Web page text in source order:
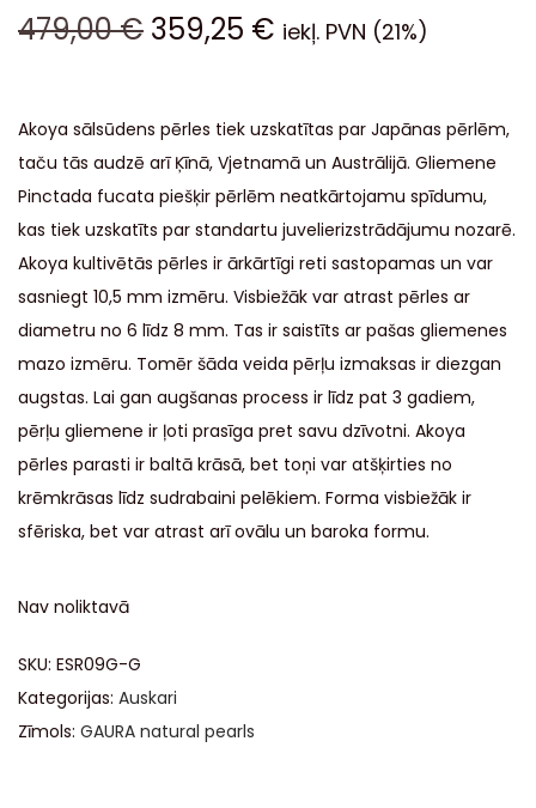
479,00€ 359,25 € iekļ. PVN (21%)
Akoya sālsūdens pērles tiek uzskatītas par Japānas pērlēm,
taču tās audzē arī Ķīnā, Vjetnamā un Austrālijā. Gliemene
Pinctada fucata piešķir pērlēm neatkārtojamu spīdumu,
kas tiek uzskatīts par standartu juvelierizstrādājumu nozarē.
Akoya kultivētās pērles ir ārkārtīgi reti sastopamas un var
sasniegt 10,5 mm izmēru. Visbiežāk var atrast pērles ar
diametru no 6 līdz 8 mm. Tas ir saistīts ar pašas gliemenes
mazo izmēru. Tomēr šāda veida pērļu izmaksas ir diezgan
augstas. Lai gan augšanas process ir līdz pat 3 gadiem,
pērļu gliemene ir ļoti prasīga pret savu dzīvotni. Akoya
pērles parasti ir baltā krāsā, bet toņi var atšķirties no
krēmkrāsas līdz sudrabaini pelēkiem. Forma visbiežāk ir
sfēriska, bet var atrast arī ovālu un baroka formu.
Nav noliktavā
SKU: ESR09G-G
Kategorijas: Auskari
Zīmols: GAURA natural pearls